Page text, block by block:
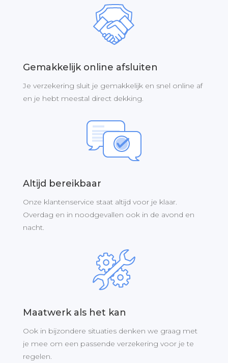
Gemakkelijk online afsluiten
Je verzekering sluit je gemakkelijk en snel online af
en je hebt meestal direct dekking.
Altijd bereikbaar
Onze klantenservice staat altijd voor je klaar.
Overdag en in noodgevallen ook in de avond en
nacht.
Maatwerk als het kan
Ook in bijzondere situaties denken we graag met
je mee om een passende verzekering voor je te
regelen.